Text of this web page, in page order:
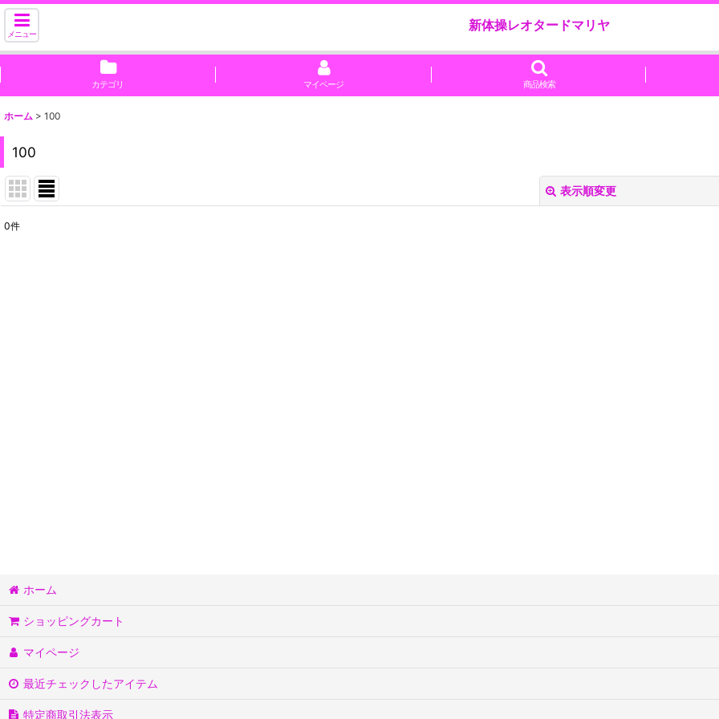
メニュー
新体操レオタードマリヤ
カテゴリ マイページ 商品検索
ホーム > 100
100
表示順変更
0件
ホーム
ショッピングカート
マイページ
最近チェックしたアイテム
特定商取引法表示